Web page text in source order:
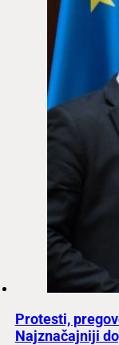
Protesti,
Najznačajniji